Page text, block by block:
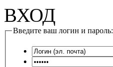
ВХОД
Введите ваш логин и пароль: